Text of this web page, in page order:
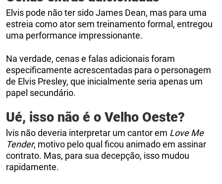
Elvis pode não ter sido James Dean, mas para uma
estreia como ator sem treinamento formal, entregou
uma performance impressionante.
Na verdade, cenas e falas adicionais foram
especificamente acrescentadas para o personagem
de Elvis Presley, que inicialmente seria apenas um
papel secundário.
Ué, isso não é o Velho Oeste?
lvis não deveria interpretar um cantor em Love Me
Tender, motivo pelo qual ficou animado em assinar
contrato. Mas, para sua decepção, isso mudou
rapidamente.